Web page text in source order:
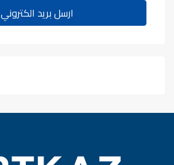
ارسل بريد الكتروني